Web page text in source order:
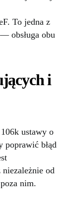
To jedna z
obsługa obu
i
ustawy o
poprawić błąd
od
nim.